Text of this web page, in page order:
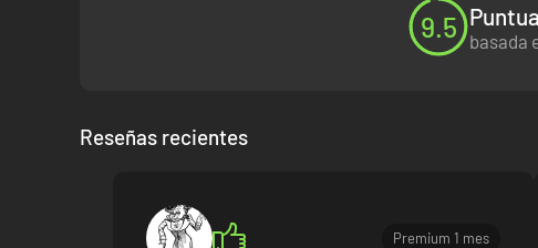
9.5 basada
Reseñas recientes
Premium 1 mes